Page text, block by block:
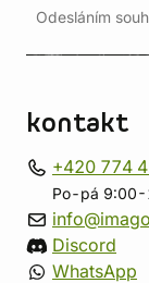
Odesláním
kontakt
+420 774
Po-pá 9:00-
Discord
WhatsApp